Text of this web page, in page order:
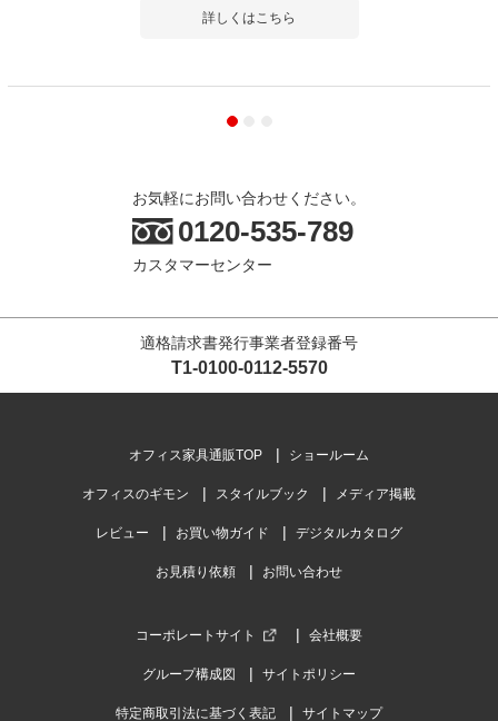
線機能付き A4対応 幅792×奥行350×高さ
4.4
ご購入者様
購入確認済み
すでにデスクを購入していたので、そのデスクに適合する本製品
ご購
すべてのお客様のコメント見る
詳しくはこちら
お気軽にお問い合わせください。
0120-535-789
カスタマーセンター
適格請求書発行事業者登録番号
T1-0100-0112-5570
オフィス家具通販TOP ショールーム
オフィスのギモン スタイルブック メディア掲載
レビュー お買い物ガイド デジタルカタログ
お見積り依頼 お問い合わせ
コーポレートサイト 会社概要
グループ構成図 サイトポリシー
特定商取引法に基づく表記 サイトマップ